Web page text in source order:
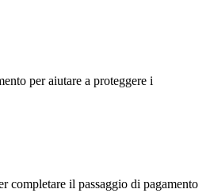
per aiutare a proteggere i
completare il passaggio di pagamento